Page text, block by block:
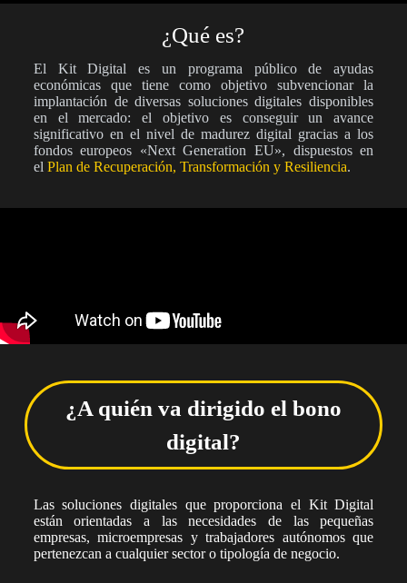
¿Qué es?
El Kit Digital es un programa público de ayudas
económicas que tiene como objetivo subvencionar la
implantación de diversas soluciones digitales disponibles
en el mercado: el objetivo es conseguir un avance
significativo en el nivel de madurez digital gracias a los
fondos europeos «Next Generation EU», dispuestos en
el Plan de Recuperación, Transformación y Resiliencia.
¿A quién va dirigido el bono
digital?
Las soluciones digitales que proporciona el Kit Digital
están orientadas a las necesidades de laspequeñas
empresas, microempresas y trabajadores autónomosque
pertenezcan a cualquier sector o tipología de negocio.